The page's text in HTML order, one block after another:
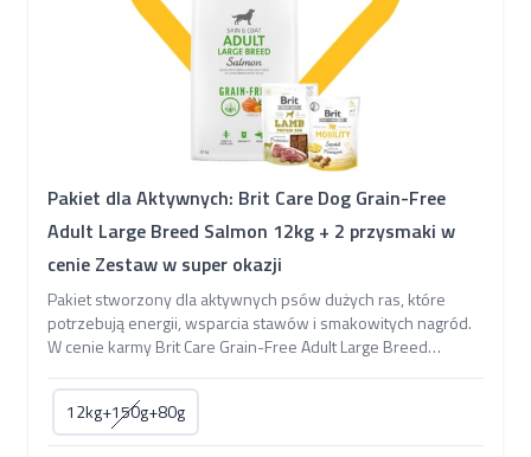
Pakiet dla Aktywnych: Brit Care Dog Grain-Free
Adult Large Breed Salmon 12kg + 2 przysmaki w
cenie Zestaw w super okazji
Pakiet stworzony dla aktywnych psów dużych ras, które
potrzebują energii, wsparcia stawów i smakowitych nagród.
W cenie karmy Brit Care Grain-Free Adult Large Breed
Mobility Squid wspierający ruch oraz mięsny Jerky Lamb
Protein Bar dla codziennego rozpieszczania futrzastego
sportowca.
12kg+150g+80g